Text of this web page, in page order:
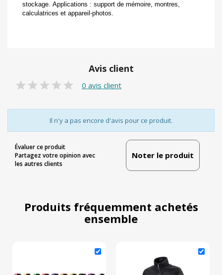
stockage. Applications : support de mémoire, montres,
calculatrices et appareil-photos.
Avis client
0 avis client
Il n'y a pas encore d'avis pour ce produit.
Évaluer ce produit
Partagez votre opinion avec
les autres clients
Noter le produit
Produits fréquemment achetés
ensemble